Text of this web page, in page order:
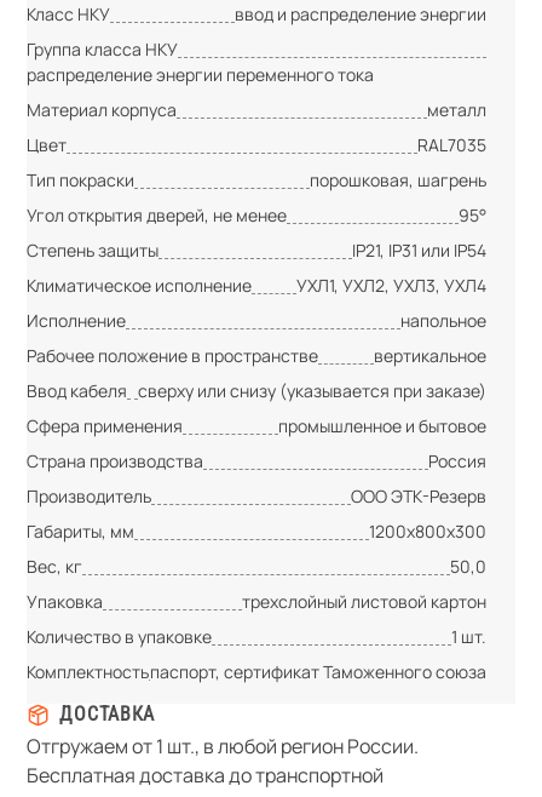
Класс НКУ
ввод и распределение энергии
Группа класса НКУ
распределение энергии переменного тока
Материал корпуса
металл
Цвет
RAL7035
Тип покраски
порошковая, шагрень
Угол открытия дверей, не менее
95°
Степень защиты
IP21, IP31 или IP54
Климатическое исполнение
УХЛ1, УХЛ2, УХЛ3, УХЛ4
Исполнение
напольное
Рабочее положение в пространстве
вертикальное
Ввод кабеля сверху или снизу (указывается при заказе)
Сфера применения
промышленное и бытовое
Страна производства
Россия
Производитель
ООО ЭТК-Резерв
Габариты, мм
1200х800х300
Вес, кг
50,0
Упаковка
трехслойный листовой картон
Количество в упаковке
1 шт.
Комплектностьпаспорт, сертификат Таможенного союза
ДОСТАВКА
Отгружаем от 1 шт., в любой регион России.
Бесплатная доставка до транспортной